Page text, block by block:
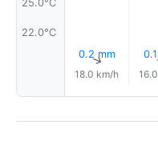
22.0°C
0.2 mm
↑
18.0 km/h